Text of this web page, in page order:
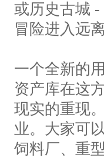
或历史古城
冒险进入远
一个全新的
资产库在这
现实的重现
业。大家可
饲料厂、重